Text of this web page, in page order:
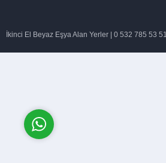
İkinci El Beyaz Eşya Alan Yerler | 0 532 785 53 51